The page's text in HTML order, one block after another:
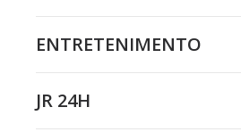
ENTRETENIMENTO
JR 24H